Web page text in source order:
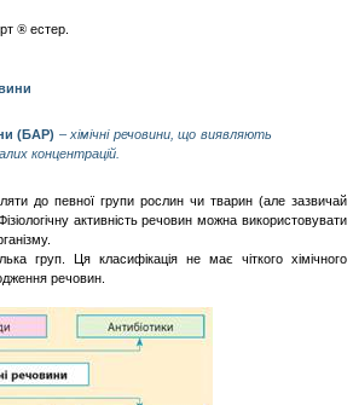
® естер
(БАР) – хімічні речовини, що виявляють
концентрацій.
до певної групи рослин чи тварин (але зазвичай
активність речовин можна використовувати
груп. Ця класифікація не має чіткого хімічного
речовин.